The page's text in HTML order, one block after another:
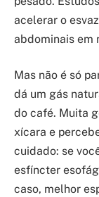
acelerar o
abdominais em
Mas não é só
dá um gás
do café. Muita
xícara e
cuidado: se
esfíncter
caso, melhor